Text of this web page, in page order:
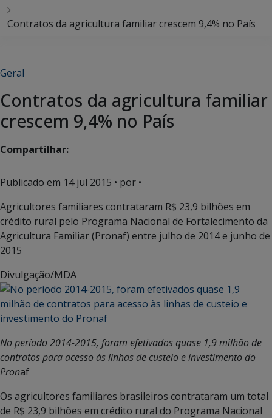
Contratos da agricultura familiar crescem 9,4% no País
Geral
Contratos da agricultura familiar
crescem 9,4% no País
Compartilhar:
Publicado em 14 jul 2015 • por •
Agricultores familiares contrataram R$ 23,9 bilhões em
crédito rural pelo Programa Nacional de Fortalecimento da
Agricultura Familiar (Pronaf) entre julho de 2014 e junho de
2015
Divulgação/MDA
No período 2014-2015, foram efetivados quase 1,9 milhão de
contratos para acesso às linhas de custeio e investimento do
Pronaf
Os agricultores familiares brasileiros contrataram um total
de R$ 23,9 bilhões em crédito rural do Programa Nacional